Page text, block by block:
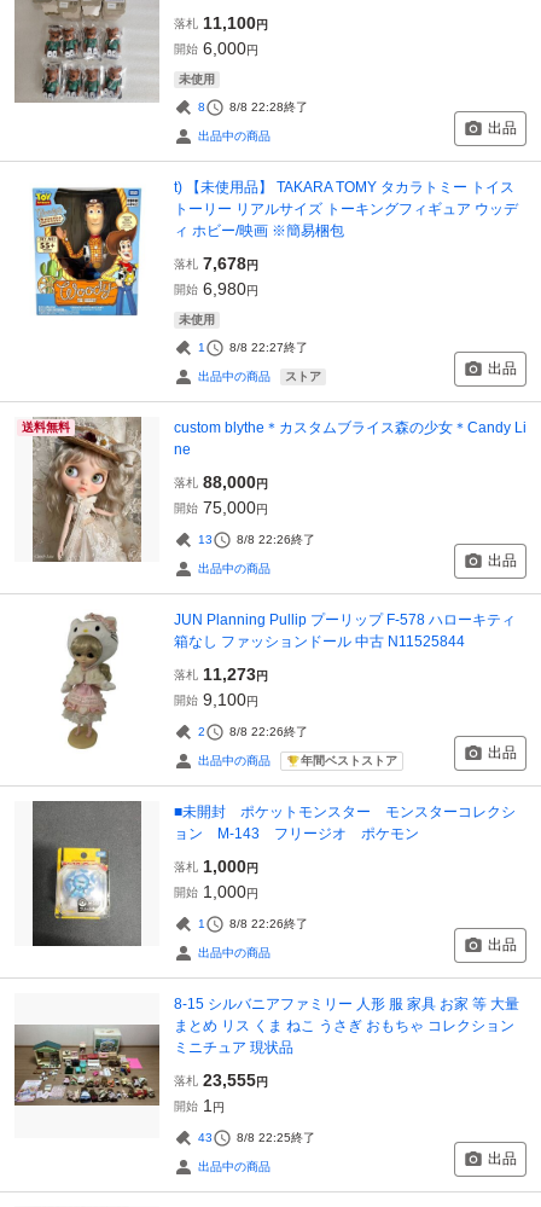
落札 11,100円
開始 6,000円
未使用
8 8/8 22:28終了
出品中の商品 出品
t) 【未使用品】 TAKARA TOMY タカラトミー トイス
トーリー リアルサイズ トーキングフィギュア ウッデ
ィ ホビー/映画 ※簡易梱包
落札 7,678円
開始 6,980円
未使用
1 8/8 22:27終了
出品中の商品 ストア 出品
送料無料
custom blythe＊カスタムブライス森の少女＊Candy Li
ne
落札 88,000円
開始 75,000円
13 8/8 22:26終了
出品中の商品 出品
JUN Planning Pullip プーリップ F-578 ハローキティ
箱なし ファッションドール 中古 N11525844
落札 11,273円
開始 9,100円
2 8/8 22:26終了
出品中の商品 年間ベストストア 出品
■未開封 ポケットモンスター モンスターコレクシ
ョン M-143 フリージオ ポケモン
落札 1,000円
開始 1,000円
1 8/8 22:26終了
出品中の商品 出品
8-15 シルバニアファミリー 人形 服 家具 お家 等 大量
まとめ リス くま ねこ うさぎ おもちゃ コレクション
ミニチュア 現状品
落札 23,555円
開始 1 円
43 8/8 22:25終了
出品中の商品 出品